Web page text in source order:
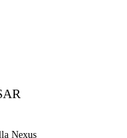
Nexus